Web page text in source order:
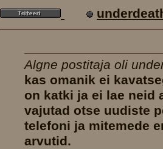
Algne postitaja oli
kas omanik ei
on katki ja ei lae neid
vajutad otse uudiste
telefoni ja mitemede
arvutid.